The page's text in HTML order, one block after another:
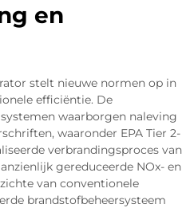
en
stelt nieuwe normen op in
efficiëntie. De
waarborgen naleving
waaronder EPA Tier 2-
verbrandingsproces van
gereduceerde NOx- en
van conventionele
brandstofbeheersysteem